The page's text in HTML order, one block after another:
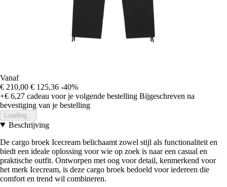
Vanaf
€ 210,00 € 125,36 -40%
+€ 6,27 cadeau voor je volgende bestelling Bijgeschreven na
bevestiging van je bestelling
Loading...
Beschrijving
De cargo broek Icecream belichaamt zowel stijl als functionaliteit en
biedt een ideale oplossing voor wie op zoek is naar een casual en
praktische outfit. Ontworpen met oog voor detail, kenmerkend voor
het merk Icecream, is deze cargo broek bedoeld voor iedereen die
comfort en trend wil combineren.